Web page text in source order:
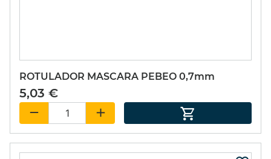
ROTULADOR MASCARA PEBEO 0,7mm
5,03 €